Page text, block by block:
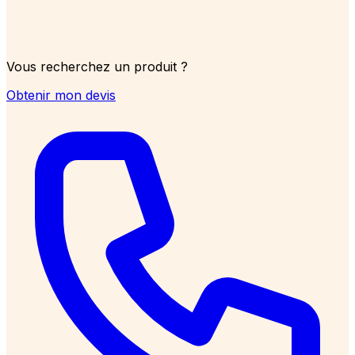
Vous recherchez un produit ?
Obtenir mon devis